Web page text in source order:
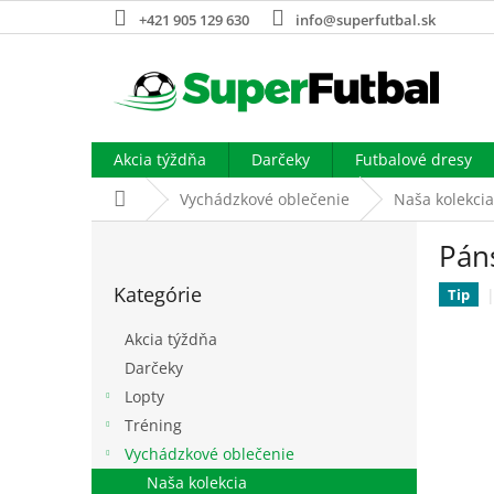
na
+421 905 129 630 info@superfutbal.sk
Akcia týždňa Darčeky Futbalové dresy
DomovVychádzkové oblečenie Naša kolekcia
kategórie
Kategórie
Akcia týždňa
Darčeky
Lopty
Tréning
Vychádzkové oblečenie
Naša kolekcia
Tip